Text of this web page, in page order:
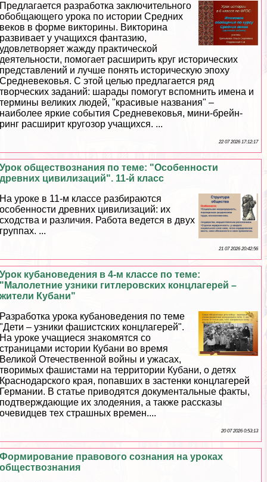
Предлагается разработка заключительного
обобщающего урока по истории Средних
веков в форме викторины. Викторина
развивает у учащихся фантазию,
удовлетворяет жажду пpaктической
деятельности, помогает расширить круг исторических
представлений и лучше понять историческую эпоху
Средневековья. С этой целью предлагается ряд
творческих заданий: шарады помогут вспомнить имена и
термины великих людей, "красивые названия" –
наиболее яркие события Cредневековья, мини-брейн-
ринг расширит кругозор учащихся. ...
22 07 2026 17:12:17
Урок обществознания по теме: "Особенности
древних цивилизаций". 11-й класс
На уроке в 11-м классе разбираются
особенности древних цивилизаций: их
сходства и различия. Работа ведется в двух
группах. ...
21 07 2026 20:42:56
Урок кубановедения в 4-м классе по теме:
"Малолетние узники гитлеровских концлагерей –
жители Кубани"
Разработка урока кубановедения по теме
"Дети – узники фашистских концлагерей".
На уроке учащиеся знакомятся со
страницами истории Кубани во время
Великой Отечественной войны и ужасах,
творимых фашистами на территории Кубани, о детях
Краснодарского края, попавших в застенки концлагерей
Германии. В статье приводятся документальные факты,
подтверждающие их злодеяния, а также рассказы
очевидцев тех страшных времен....
20 07 2026 0:53:13
Формирование правового сознания на уроках
обществознания